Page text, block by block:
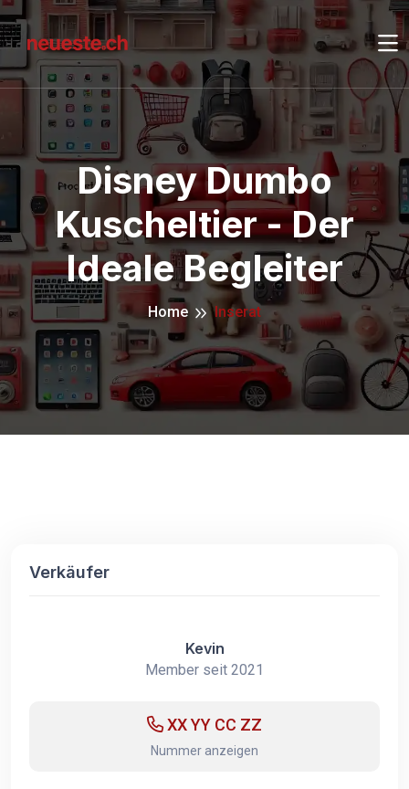
Disney Dumbo
Kuscheltier - Der
Ideale Begleiter
Home Inserat
Verkäufer
Kevin
Member seit 2021
XX YY CC ZZ
Nummer anzeigen